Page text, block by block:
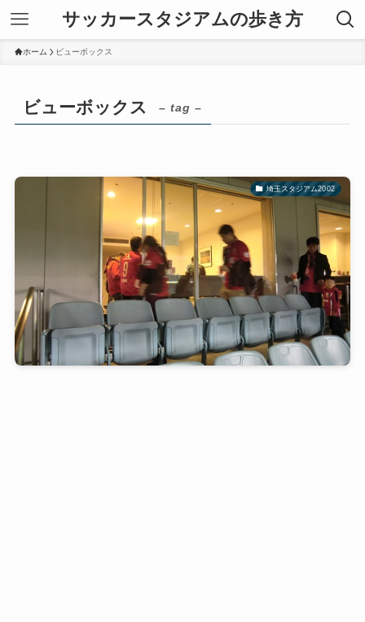
サッカースタジアムの歩き方
ホーム ビューボックス
ビューボックス – tag –
埼玉スタジアム2002